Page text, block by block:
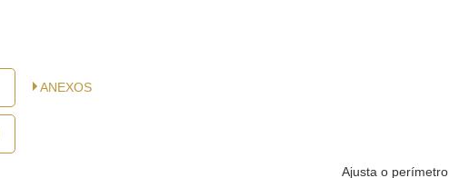
ANEXOS
Ajusta o